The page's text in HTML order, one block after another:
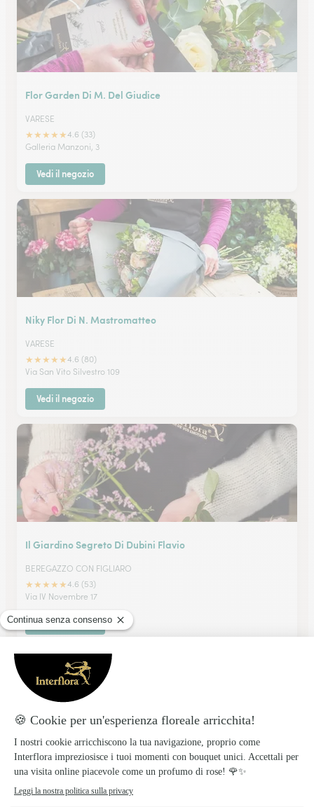
Flor Garden Di M. Del Giudice
VARESE
★★★★★4.6 (33)
Galleria Manzoni, 3
Vedi il negozio
Niky Flor Di N. Mastromatteo
VARESE
★★★★★4.6 (80)
Via San Vito Silvestro 109
Vedi il negozio
Il Giardino Segreto Di Dubini Flavio
BEREGAZZO CON FIGLIARO
★★★★★4.6 (53)
Via IV Novembre 17
Vedi il negozio
Riale Floricoltura Di Nova Sonia
CASTELLETTO TICINO